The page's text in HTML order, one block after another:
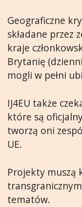
Geograficzne
składane przez
kraje
Brytanię
mogli w pełni
IJ4EU także
które są
tworzą oni
UE.
Projekty muszą
tematów.